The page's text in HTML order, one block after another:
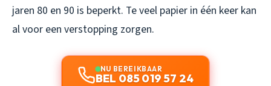
jaren 80 en 90 is beperkt. Te veel papier in één keer kan
al voor een verstopping zorgen.
NU BEREIKBAAR
BEL 085 019 57 24